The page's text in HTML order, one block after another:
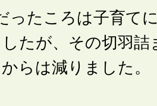
ったころは子育て
たが、その切羽詰
らは減りました。